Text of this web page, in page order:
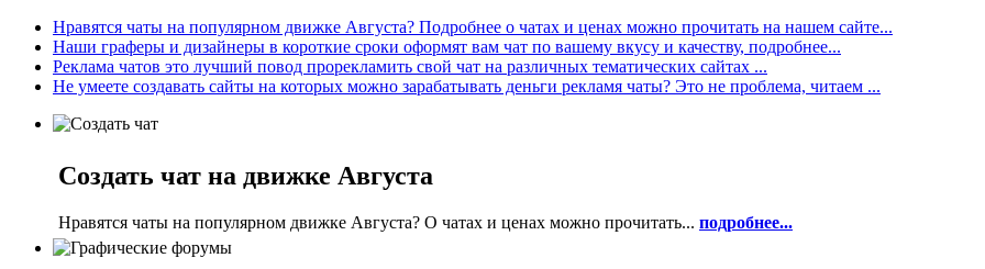
Нравятся чаты на популярном движке Августа? Подробнее о чатах и ценах можно прочитать на нашем сайте...
Наши граферы и дизайнеры в короткие сроки оформят вам чат по вашему вкусу и качеству, подробнее...
Реклама чатов это лучший повод прорекламить свой чат на различных тематических сайтах ...
Не умеете создавать сайты на которых можно зарабатывать деньги рекламя чаты? Это не проблема, читаем ...
Создать чат на движке Августа
Нравятся чаты на популярном движке Августа? О чатах и ценах можно прочитать... подробнее...